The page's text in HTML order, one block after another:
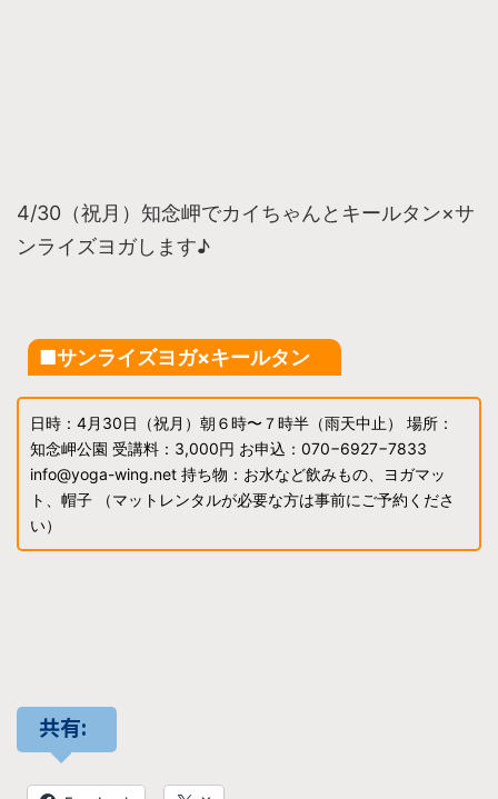
4/30（祝月）知念岬でカイちゃんとキールタン×サ
ンライズヨガします♪
■サンライズヨガ×キールタン
日時：4月30日（祝月）朝６時〜７時半（雨天中止） 場所：
知念岬公園 受講料：3,000円 お申込：070−6927−7833
info@yoga-wing.net 持ち物：お水など飲みもの、ヨガマッ
ト、帽子 （マットレンタルが必要な方は事前にご予約くださ
い）
共有: